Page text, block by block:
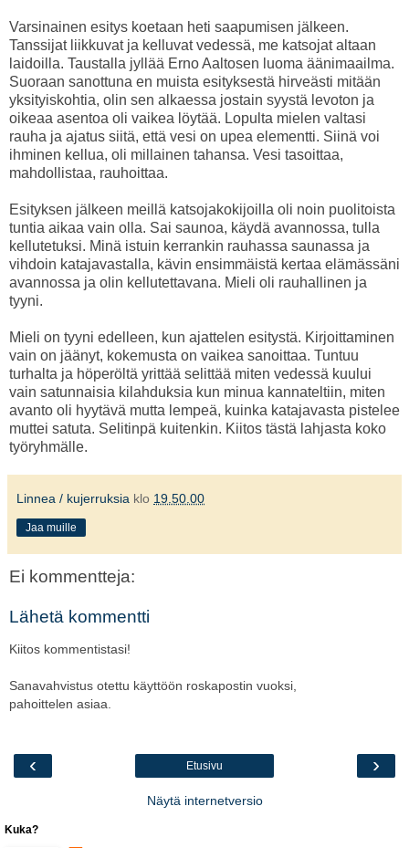
Varsinainen esitys koetaan heti saapumisen jälkeen.
Tanssijat liikkuvat ja kelluvat vedessä, me katsojat altaan
laidoilla. Taustalla jyllää Erno Aaltosen luoma äänimaailma.
Suoraan sanottuna en muista esityksestä hirveästi mitään
yksityiskohtia, olin sen alkaessa jostain syystä levoton ja
oikeaa asentoa oli vaikea löytää. Lopulta mielen valtasi
rauha ja ajatus siitä, että vesi on upea elementti. Siinä voi
ihminen kellua, oli millainen tahansa. Vesi tasoittaa,
mahdollistaa, rauhoittaa.
Esityksen jälkeen meillä katsojakokijoilla oli noin puolitoista
tuntia aikaa vain olla. Sai saunoa, käydä avannossa, tulla
kellutetuksi. Minä istuin kerrankin rauhassa saunassa ja
vihdoin katajavastalla, kävin ensimmäistä kertaa elämässäni
avannossa ja olin kellutettavana. Mieli oli rauhallinen ja
tyyni.
Mieli on tyyni edelleen, kun ajattelen esitystä. Kirjoittaminen
vain on jäänyt, kokemusta on vaikea sanoittaa. Tuntuu
turhalta ja höperöltä yrittää selittää miten vedessä kuului
vain satunnaisia kilahduksia kun minua kannateltiin, miten
avanto oli hyytävä mutta lempeä, kuinka katajavasta pistelee
muttei satuta. Selitinpä kuitenkin. Kiitos tästä lahjasta koko
työryhmälle.
Linnea / kujerruksia klo 19.50.00
Jaa muille
Ei kommentteja:
Lähetä kommentti
Kiitos kommentistasi!
Sanavahvistus otettu käyttöön roskapostin vuoksi,
pahoittelen asiaa.
‹ ›
Etusivu
Näytä internetversio
Kuka?